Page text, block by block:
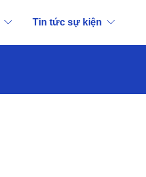
Tin tức sự kiện